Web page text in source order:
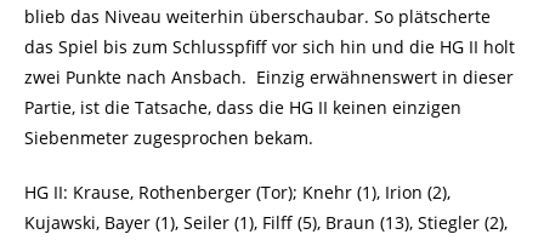
blieb das Niveau weiterhin überschaubar. So plätscherte
das Spiel bis zum Schlusspfiff vor sich hin und die HG II holt
zwei Punkte nach Ansbach. Einzig erwähnenswert in dieser
Partie, ist die Tatsache, dass die HG II keinen einzigen
Siebenmeter zugesprochen bekam.
HG II: Krause, Rothenberger (Tor); Knehr (1), Irion (2),
Kujawski, Bayer (1), Seiler (1), Filff (5), Braun (13), Stiegler (2),